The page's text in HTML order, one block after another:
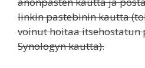
linkin pastebinin kautta
voinut hoitaa itsehostatun
Synologyn kautta).